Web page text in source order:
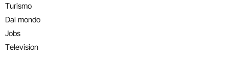
Turismo
Dal mondo
Jobs
Television